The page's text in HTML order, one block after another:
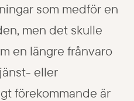
som medför en
men det skulle
en längre frånvaro
eller
förekommande är